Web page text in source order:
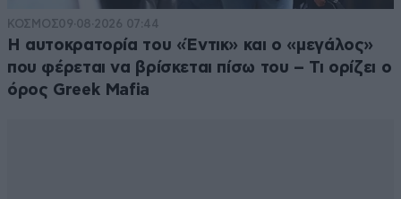
Σκέρτσος 15·06·2026 11:09
ΚΟΣΜΟΣ09·08·2026 07:44
Η αυτοκρατορία του «Έντικ» και ο «μεγάλος»
που φέρεται να βρίσκεται πίσω του – Τι ορίζει ο
όρος Greek Mafia